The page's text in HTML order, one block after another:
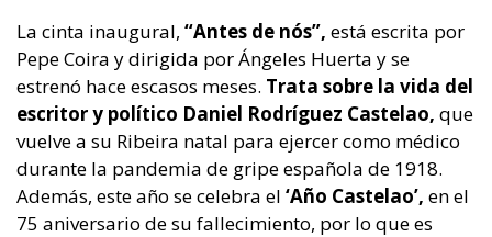
La cinta inaugural, “Antes de nós”, está escrita por
Pepe Coira y dirigida por Ángeles Huerta y se
estrenó hace escasos meses. Trata sobre la vida del
escritor y político Daniel Rodríguez Castelao, que
vuelve a su Ribeira natal para ejercer como médico
durante la pandemia de gripe española de 1918.
Además, este año se celebra el ‘Año Castelao’, en el
75 aniversario de su fallecimiento, por lo que es